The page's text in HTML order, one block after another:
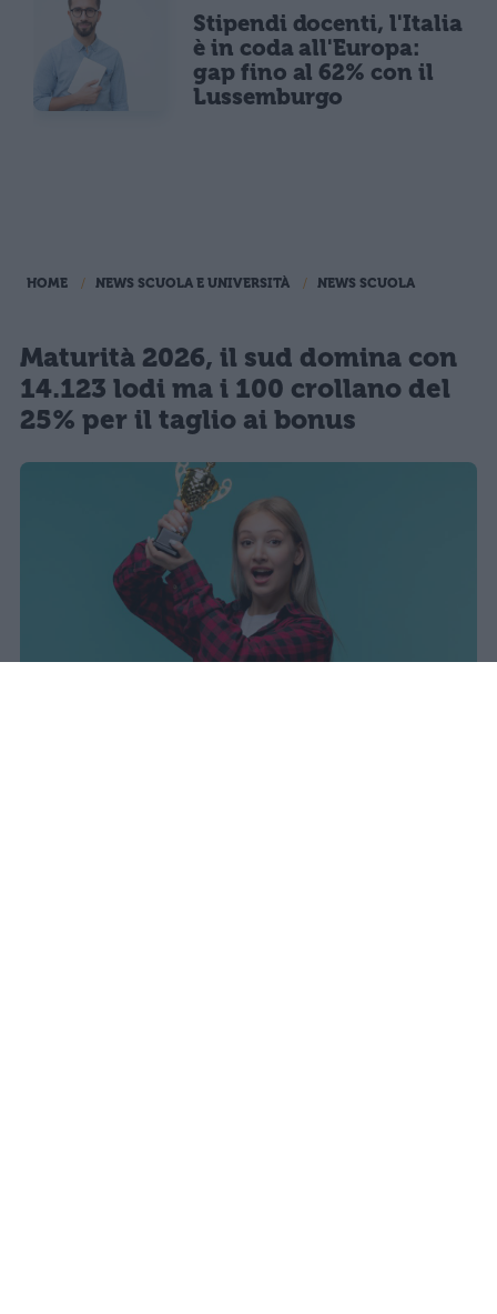
Stipendi docenti, l'Italia
è in coda all'Europa:
gap fino al 62% con il
Lussemburgo
HOME NEWS SCUOLA E UNIVERSITÀ NEWS SCUOLA
Maturità 2026, il sud domina con
14.123 lodi ma i 100 crollano del
25% per il taglio ai bonus